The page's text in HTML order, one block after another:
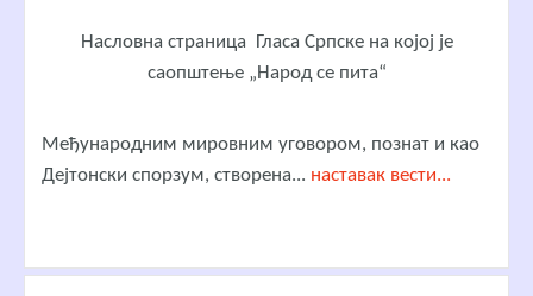
Насловна страница Гласа Српске на којој је
саопштење „Народ се пита“
Међународним мировним уговором, познат и као
Дејтонски спорзум, створена... наставак вести...